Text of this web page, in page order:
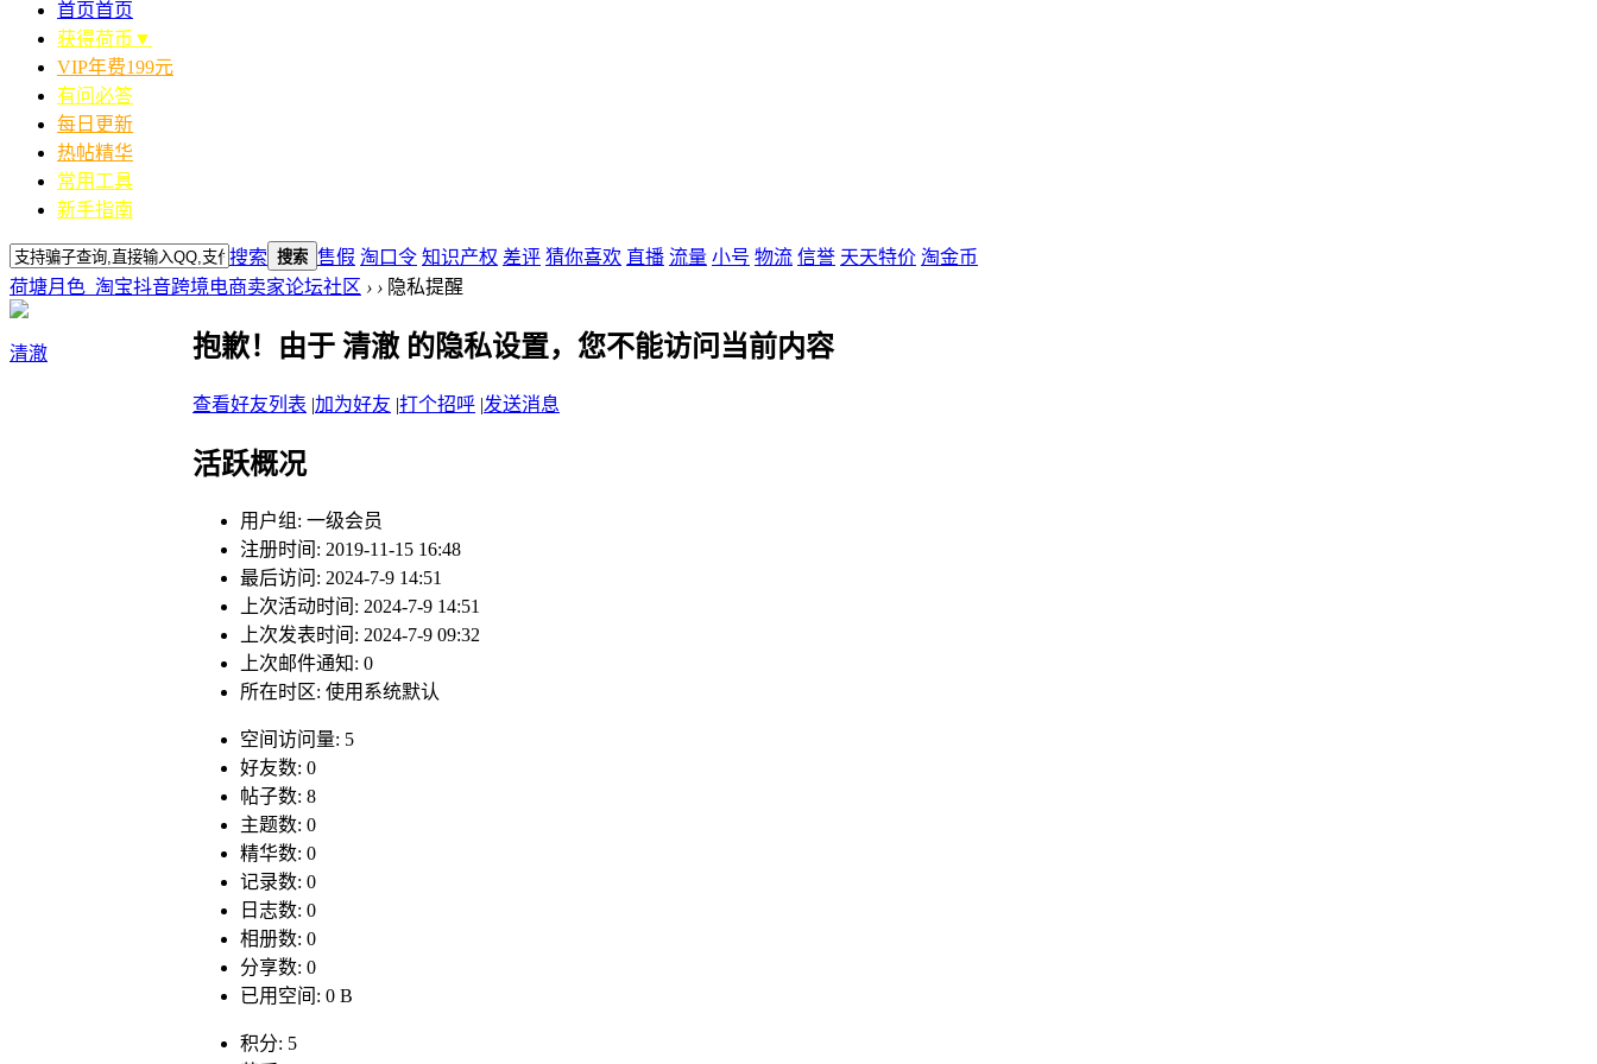
首页首页
获得荷币▼
VIP年费199元
有问必答
每日更新
热帖精华
常用工具
新手指南
搜索 搜索 售假 淘口令 知识产权 差评 猜你喜欢 直播 流量 小号 物流 信誉 天天特价 淘金币
荷塘月色_淘宝抖音跨境电商卖家论坛社区 › › 隐私提醒
清澈 抱歉！由于 清澈 的隐私设置，您不能访问当前内容
查看好友列表 |加为好友 |打个招呼 |发送消息
活跃概况
用户组: 一级会员
注册时间: 2019-11-15 16:48
最后访问: 2024-7-9 14:51
上次活动时间: 2024-7-9 14:51
上次发表时间: 2024-7-9 09:32
上次邮件通知: 0
所在时区: 使用系统默认
空间访问量: 5
好友数: 0
帖子数: 8
主题数: 0
精华数: 0
记录数: 0
日志数: 0
相册数: 0
分享数: 0
已用空间: 0 B
积分: 5